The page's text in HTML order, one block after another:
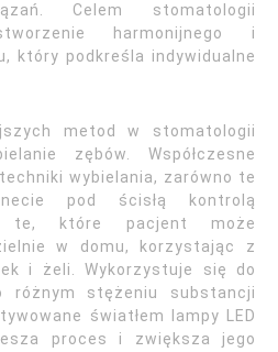
Celem stomatologii
harmonijnego i
który podkreśla indywidualne
metod w stomatologii
zębów. Współczesne
wybielania, zarówno te
pod ścisłą kontrolą
te, które pacjent może
w domu, korzystając z
i żeli. Wykorzystuje się do
stężeniu substancji
światłem lampy LED
proces i zwiększa jego